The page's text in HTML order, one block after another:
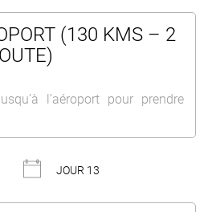
(130 KMS – 2
l’aéroport pour prendre
JOUR 13